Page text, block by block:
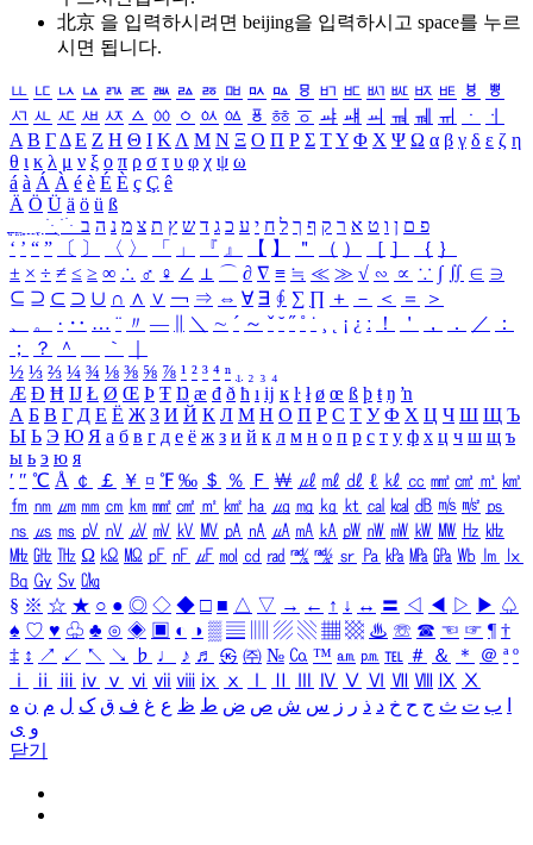
北京 을 입력하시려면 beijing을 입력하시고 space를 누르
시면 됩니다.
ㅥ ㅦ ㅧ ㅨ ㅩ ㅪ ㅫ ㅬ ㅭ ㅮ ㅯ ㅰ ㅱ ㅲ ㅳ ㅴ ㅵ ㅶ ㅷ ㅸ
ㅹ
ㅺ ㅻ ㅼ ㅽ ㅾ ㅿ ㆀ ㆁ ㆂ ㆃ ㆄ ㆅ ㆆ ㆇ ㆈ ㆉ ㆊ ㆋ ㆌ ㆍ
ㆎ
Α Β ΓΔ Ε Ζ Η Θ Ι ΚΛ Μ Ν Ξ Ο Π Ρ Σ ΤΥ Φ Χ Ψ Ω α β γ δ ε ζ η
θ ι κ λ μ ν ξ ο π ρ σ τ υ φ χ ψ ω
á à Á À é è É È ç Ç ê
Ä Ö Ü ä ö ü ß
ִֶֹ ֻּ ׁׂ פ ם ן ו ט א ר ק ף ך ל ח י ע כ ג ד ש ץ ת צ מ נ ה ב
‘ ’ “ ” 〔 〕 〈 〉 「 」 『 』 【 】 ＂ （ ） ［ ］ ｛ ｝
± × ÷ ≠ ≤ ≥ ∞ ∴ ♂ ♀ ∠ ⊥ ⌒ ∂ ∇ ≡ ≒ ≪ ≫ √ ∽ ∝ ∵ ∫ ∬ ∈ ∋
⊆ ⊇ ⊂ ⊃ ∪ ∩ ∧ ∨ ￢ ⇒ ⇔ ∀ ∃ ∮ ∑ ∏ ＋ － ＜ ＝
＞
、
。 · ‥ … ¨ 〃 ― ＼ ∼ ´ ～ ˇ ˘ ˝ ˚ ˙ ¸ ¡ ¿ ː ！ ＇ ， ． ／
：
；
？ ＾ ｀
½ ⅓ ⅔ ¼ ¾ ⅛ ⅜ ⅝ ⅞ ¹ ² ³ ⁴ ⁿ ₁ ₂ ₃ ₄
Æ Ð Ħ Ĳ Ł Ø Œ Þ Ŧ Ŋ æ đ ð ħ ı ĳ ĸ ŀ ł ø œ ß þ ŧ ŋ ŉ
А Б В Г Д Е Ё Ж З И Й К Л М Н О П Р С Т У Ф Х Ц Ч Ш Щ Ъ
Ы Ь Э Ю Я а б в г д е ё ж з и й к л м н о п р с т у ф х ц ч ш щ ъ
ы ь э ю я
′ ″ ℃ Å ￠ ￡ ￥ ¤ ℉ ‰ ＄ ％ Ｆ ￦ ㎕ ㎖ ㎗ ℓ ㎘ ㏄ ㎣ ㎤ ㎥ ㎦
㎙ ㎚ ㎛ ㎜ ㎝ ㎞ ㎟ ㎠ ㎡ ㎢ ㏊ ㎍ ㎎ ㎏ ㏏ ㎈ ㎉ ㏈ ㎧ ㎨ ㎰
㎱ ㎲ ㎳ ㎴ ㎵ ㎶ ㎷ ㎸ ㎹ ㎀ ㎁ ㎂ ㎃ ㎄ ㎺ ㎻ ㎽ ㎾ ㎿ ㎐ ㎑
㎒ ㎓ ㎔ Ω ㏀ ㏁ ㎊ ㎋ ㎌ ㏖ ㏅ ㎭ ㎮ ㎯ ㏛ ㎩ ㎪ ㎫ ㎬ ㏝ ㏐
㏓
㏃ ㏉ ㏜ ㏆
§ ※ ☆ ★ ○ ● ◎ ◇ ◆ □ ■ △ ▽ → ← ↑ ↓ ↔ 〓 ◁ ◀ ▷ ▶ ♤
♠ ♡ ♥ ♧ ♣ ⊙ ◈ ▣ ◐ ◑ ▒ ▤ ▨ ▧ ▦ ▩ ♨ ☏ ☎ ☜ ☞ ¶ †
‡ ↕ ↗ ↙ ↖ ↘ ♭ ♩ ♪ ♬ ㉿ ㈜ № ㏇ ™ ㏂ ㏘ ℡ ＃ ＆ ＊ ＠ ª º
ⅰ
ⅱ ⅲ ⅳ ⅴ ⅵ ⅶ ⅷ ⅸ ⅹ Ⅳ Ⅴ Ⅵ Ⅶ Ⅷ Ⅸ Ⅹ
ب ت ث ج ح خ د ذ ر ز س ش ص ض ط ظ ع غ ف ق ک ل م ن ه
و ی
닫기